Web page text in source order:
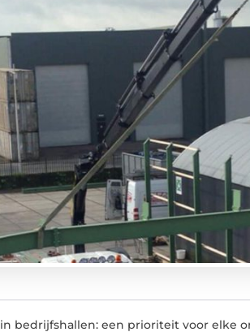
bedrijfshallen: een prioriteit voor elke